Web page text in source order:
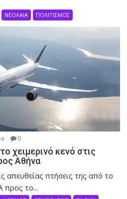
ΝΕΟΛΑΙΑ ΠΟΛΙΤΙΣΜΟΣ
0
χειμερινό κενό στις
Αθήνα
απευθείας πτήσεις της από το
προς το...